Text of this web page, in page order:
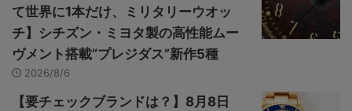
て世界に1本だけ、ミリタリーウオッ
チ】シチズン・ミヨタ製の高性能ムー
ヴメント搭載“プレジダス”新作5種
2026/8/6
【要チェックブランドは？】8月8日